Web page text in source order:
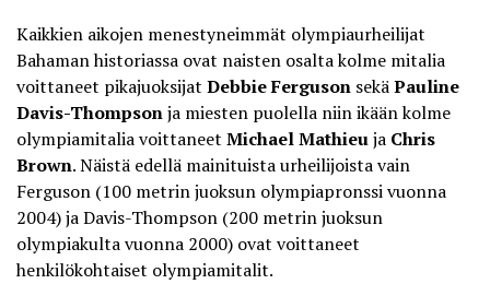
Kaikkien aikojen menestyneimmät olympiaurheilijat
Bahaman historiassa ovat naisten osalta kolme mitalia
voittaneet pikajuoksijat Debbie Ferguson sekäPauline
Davis-Thompsonja miesten puolella niin ikään kolme
olympiamitalia voittaneet Michael Mathieuja Chris
Brown. Näistä edellä mainituista urheilijoista vain
Ferguson (100 metrin juoksun olympiapronssi vuonna
2004) ja Davis-Thompson (200 metrin juoksun
olympiakulta vuonna 2000) ovat voittaneet
henkilökohtaiset olympiamitalit.